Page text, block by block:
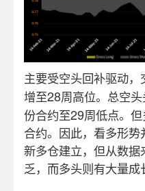
主要受空头回补驱动
增至28周高位。总空
份合约至29周低点。
合约。因此，看多形
新多仓建立，但从数
乏，而多头则有大量成